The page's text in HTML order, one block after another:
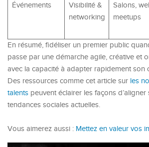
Événements
Visibilité &
networking
Salons,
meetups
En résumé, fidéliser un premier public
passe par une démarche agile, créative et
avec la capacité à adapter rapidement son
Des ressources comme cet article sur les
talents peuvent éclairer les façons
tendances sociales actuelles.
Vous aimerez aussi : Mettez en valeur vos